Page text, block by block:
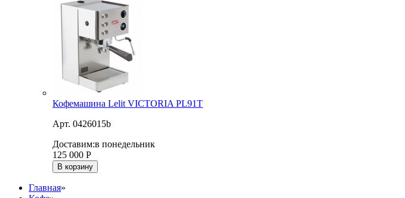
Кофемашина Lelit VICTORIA PL91T
Арт. 0426015b
Доставим:в понедельник
125 000 Р
В корзину
Главная»